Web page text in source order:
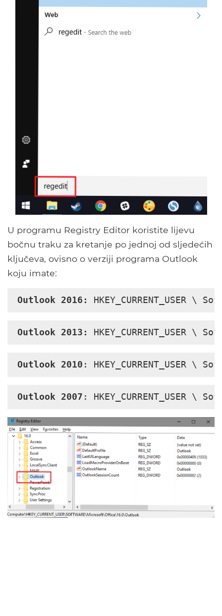
U programu Registry Editor koristite lijevu
bočnu traku za kretanje po jednoj od sljedećih
ključeva, ovisno o verziji programa Outlook
koju imate:
Outlook 2016:
Outlook 2013:
Outlook 2010 :
Outlook 2007 :